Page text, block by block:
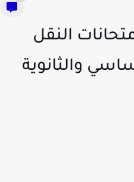
النقل
والثانوية